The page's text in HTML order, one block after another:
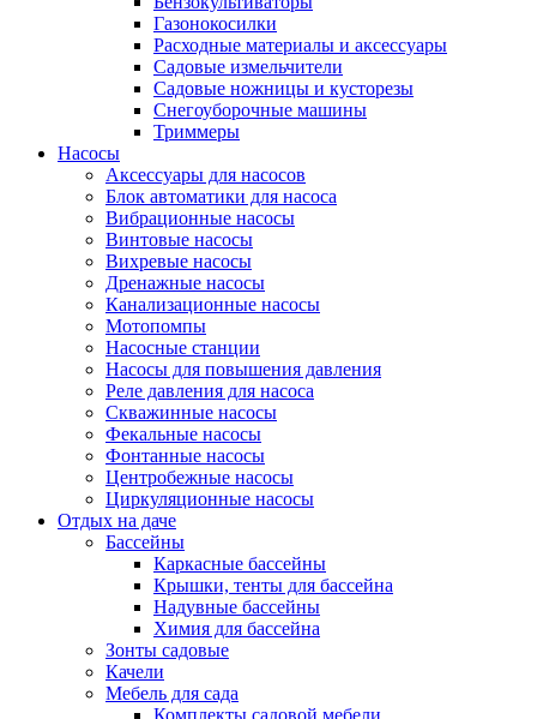
Газонокосилки
Расходные материалы и аксессуары
Садовые измельчители
Садовые ножницы и кусторезы
Снегоуборочные машины
Триммеры
Насосы
Аксессуары для насосов
Блок автоматики для насоса
Вибрационные насосы
Винтовые насосы
Вихревые насосы
Дренажные насосы
Канализационные насосы
Мотопомпы
Насосные станции
Насосы для повышения давления
Реле давления для насоса
Скважинные насосы
Фекальные насосы
Фонтанные насосы
Центробежные насосы
Циркуляционные насосы
Отдых на даче
Бассейны
Каркасные бассейны
Крышки, тенты для бассейна
Надувные бассейны
Химия для бассейна
Зонты садовые
Качели
Мебель для сада
Комплекты садовой мебели